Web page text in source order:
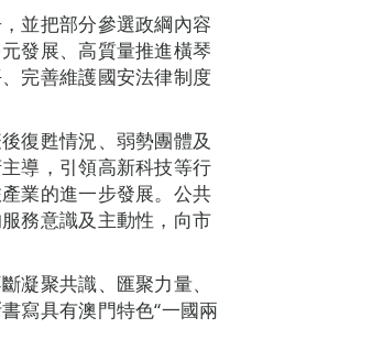
並把部分參選政綱內容
發展、高質量推進橫琴
完善維護國安法律制度
復甦情況、弱勢團體及
導，引領高新科技等行
業的進一步發展。公共
務意識及主動性，向市
凝聚共識、匯聚力量、
寫具有澳門特色“一國兩